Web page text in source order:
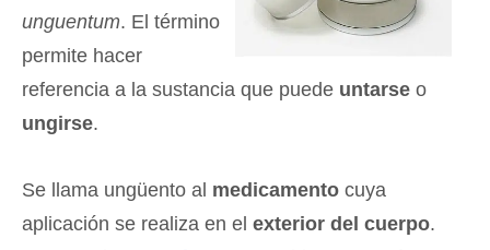
unguentum. El término
permite hacer
referencia a la sustancia que puede untarse o
ungirse.
Se llama ungüento al medicamento cuya
aplicación se realiza en el exterior del cuerpo.